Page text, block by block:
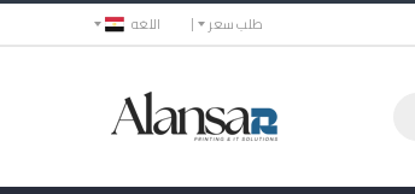
اللغه طلب سعر